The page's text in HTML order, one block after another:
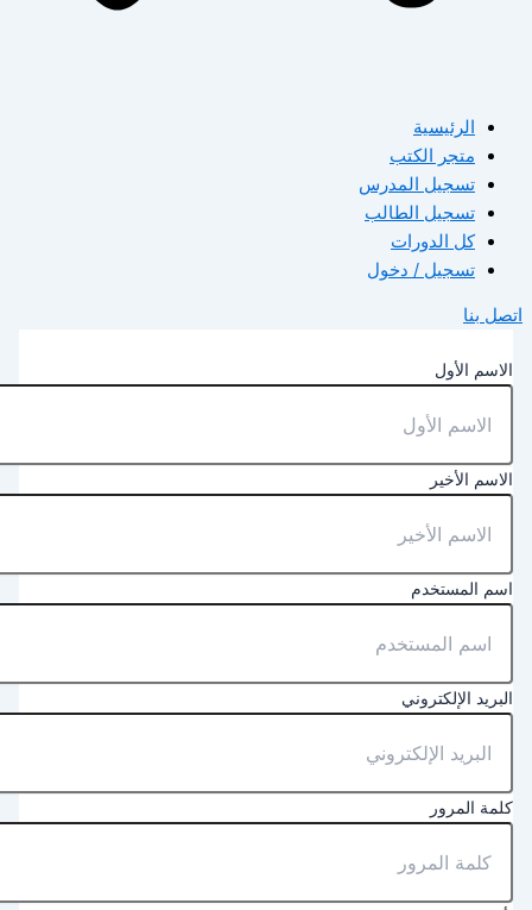
الرئيسية
متجر الكتب
تسجيل المدرس
تسجيل الطالب
كل الدورات
تسجيل / دخول
بنا
الأول
الأخير
المستخدم
الإلكتروني
المرور